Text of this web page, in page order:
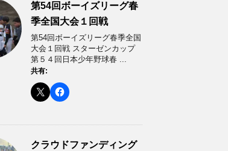
第54回ボーイズリーグ春
季全国大会１回戦
第54回ボーイズリーグ春季全国
大会１回戦 スターゼンカップ
第５４回日本少年野球春 ...
共有:
クラウドファンディング